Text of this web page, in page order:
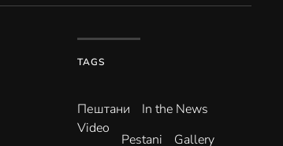
TAGS
Пештани
In the News
Video
Pestani Gallery